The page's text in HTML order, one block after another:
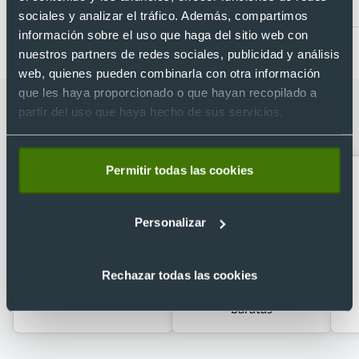
sociales y analizar el tráfico. Además, compartimos
información sobre el uso que haga del sitio web con
nuestros partners de redes sociales, publicidad y análisis
web, quienes pueden combinarla con otra información
que les haya proporcionado o que hayan recopilado a
partir del uso que haya hecho de sus servicios.
Permitir todas las cookies
Personalizar
Rechazar todas las cookies
Categorías relacionadas con Polo
pique manga larga star Sols 170
baratas